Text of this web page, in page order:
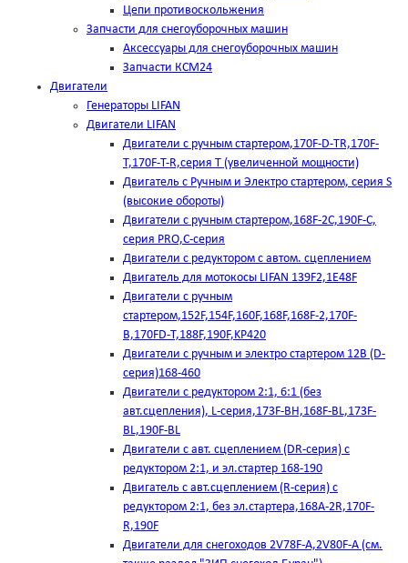
Цепи противоскольжения
Запчасти для снегоуборочных машин
Аксессуары для снегоуборочных машин
Запчасти КСМ24
Двигатели
Генераторы LIFAN
Двигатели LIFAN
Двигатели с ручным стартером,170F-D-TR,170F-
T,170F-T-R,серия Т (увеличенной мощности)
Двигатель с Ручным и Электро стартером, серия S
(высокие обороты)
Двигатели с ручным стартером,168F-2C,190F-C,
серия PRO,C-серия
Двигатели с редуктором с автом. сцеплением
Двигатель для мотокосы LIFAN 139F2,1E48F
Двигатели с ручным
стартером,152F,154F,160F,168F,168F-2,170F-
B,170FD-T,188F,190F,KP420
Двигатели с ручным и электро стартером 12В (D-
серия)168-460
Двигатели с редуктором 2:1, 6:1 (без
авт.сцепления), L-серия,173F-BH,168F-BL,173F-
BL,190F-BL
Двигатели с авт. сцеплением (DR-серия) с
редуктором 2:1, и эл.стартер 168-190
Двигатель с авт.сцеплением (R-серия) с
редуктором 2:1, без эл.стартера,168А-2R,170F-
R,190F
Двигатели для снегоходов 2V78F-A,2V80F-A (см.